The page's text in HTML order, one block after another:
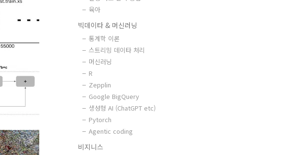
육아
빅데이타 & 머신러닝
통계학 이론
스트리밍 데이타 처리
머신러닝
R
Zepplin
Google BigQuery
생성형 AI (ChatGPT etc)
Pytorch
Agentic coding
비지니스